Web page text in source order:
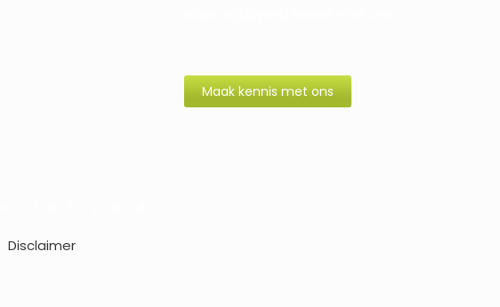
Maak kennis met ons
Disclaimer